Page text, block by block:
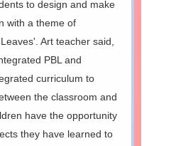
to design and make
with a theme of
Art teacher said,
PBL and
curriculum to
the classroom and
have the opportunity
they have learned to